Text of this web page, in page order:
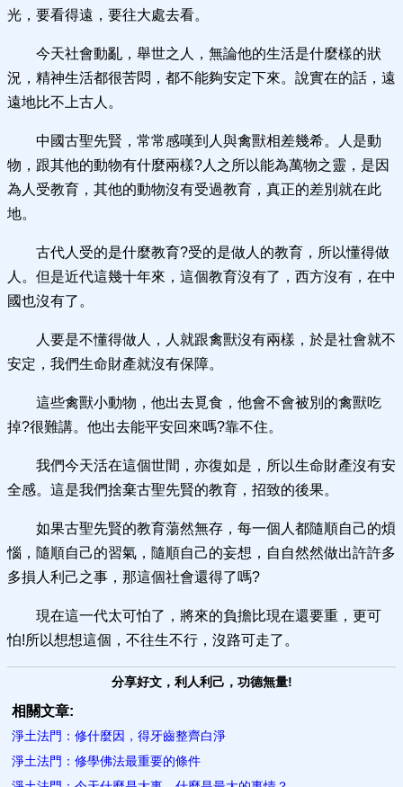
光，要看得遠，要往大處去看。
今天社會動亂，舉世之人，無論他的生活是什麼樣的狀
況，精神生活都很苦悶，都不能夠安定下來。說實在的話，遠
遠地比不上古人。
中國古聖先賢，常常感嘆到人與禽獸相差幾希。人是動
物，跟其他的動物有什麼兩樣?人之所以能為萬物之靈，是因
為人受教育，其他的動物沒有受過教育，真正的差別就在此
地。
古代人受的是什麼教育?受的是做人的教育，所以懂得做
人。但是近代這幾十年來，這個教育沒有了，西方沒有，在中
國也沒有了。
人要是不懂得做人，人就跟禽獸沒有兩樣，於是社會就不
安定，我們生命財產就沒有保障。
這些禽獸小動物，他出去覓食，他會不會被別的禽獸吃
掉?很難講。他出去能平安回來嗎?靠不住。
我們今天活在這個世間，亦復如是，所以生命財產沒有安
全感。這是我們捨棄古聖先賢的教育，招致的後果。
如果古聖先賢的教育蕩然無存，每一個人都隨順自己的煩
惱，隨順自己的習氣，隨順自己的妄想，自自然然做出許許多
多損人利己之事，那這個社會還得了嗎?
現在這一代太可怕了，將來的負擔比現在還要重，更可
怕!所以想想這個，不往生不行，沒路可走了。
分享好文，利人利己，功德無量!
相關文章:
淨土法門：修什麼因，得牙齒整齊白淨
淨土法門：修學佛法最重要的條件